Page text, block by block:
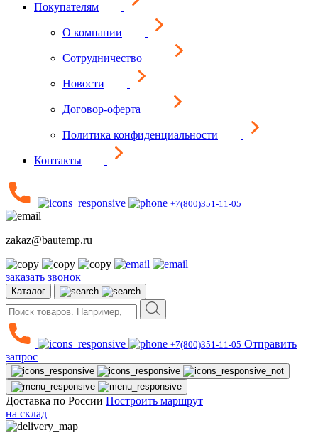
Покупателям
О компании
Сотрудничество
Новости
Договор-оферта
Политика конфиденциальности
Контакты
+7(800)351-11-05
zakaz@bautemp.ru
заказать звонок
Каталог
+7(800)351-11-05 Отправить
запрос
Доставка по России Построить маршрут
на склад